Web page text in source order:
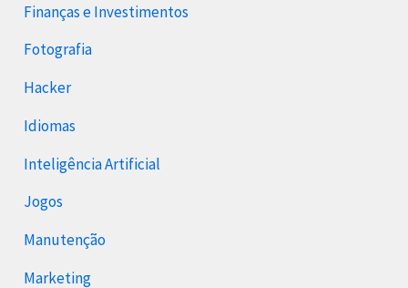
Finanças e Investimentos
Fotografia
Hacker
Idiomas
Inteligência Artificial
Jogos
Manutenção
Marketing